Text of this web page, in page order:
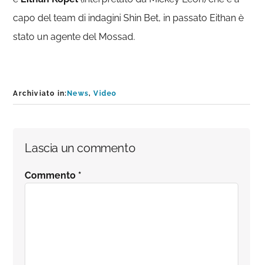
capo del team di indagini Shin Bet, in passato Eithan è
stato un agente del Mossad.
Archiviato in: News,Video
Interazioni
del
Lascia un commento
Commento *